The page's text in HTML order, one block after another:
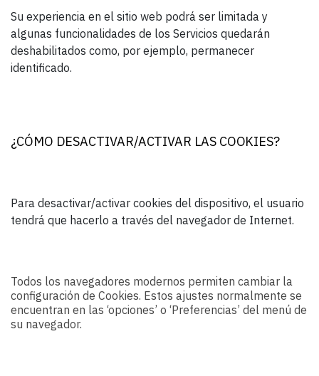
Su experiencia en el sitio web podrá ser limitada y
algunas funcionalidades de los Servicios quedarán
deshabilitados como, por ejemplo, permanecer
identificado.
¿CÓMO DESACTIVAR/ACTIVAR LAS COOKIES?
Para desactivar/activar cookies del dispositivo, el usuario
tendrá que hacerlo a través del navegador de Internet.
Todos los navegadores modernos permiten cambiar la
configuración de Cookies. Estos ajustes normalmente se
encuentran en las ‘opciones’ o ‘Preferencias’ del menú de
su navegador.